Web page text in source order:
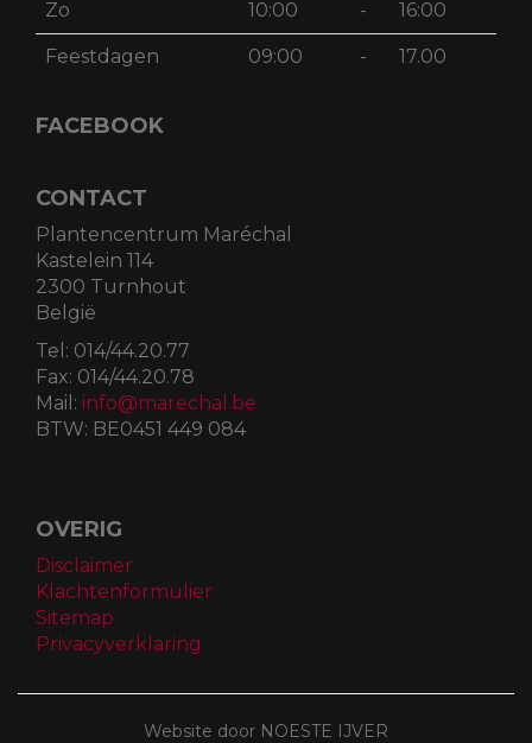
Zo 10:00 - 16:00
Feestdagen 09:00 - 17.00
FACEBOOK
CONTACT
Plantencentrum Maréchal
Kastelein 114
2300 Turnhout
België
Tel: 014/44.20.77
Fax: 014/44.20.78
Mail: info@marechal.be
BTW: BE0451 449 084
OVERIG
Disclaimer
Klachtenformulier
Sitemap
Privacyverklaring
Website door NOESTE IJVER